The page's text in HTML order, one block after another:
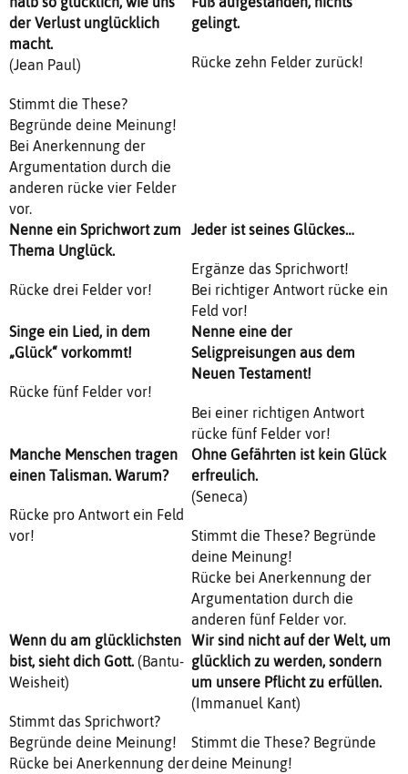
der Verlust unglücklich
macht.
(Jean Paul)
Stimmt die These?
Begründe deine Meinung!
Bei Anerkennung der
Argumentation durch die
anderen rücke vier Felder
vor.
gelingt.
Rücke zehn Felder zurück!
Nenne ein Sprichwort zum
Thema Unglück.
Rücke drei Felder vor!
Jeder ist seines Glückes…
Ergänze das Sprichwort!
Bei richtiger Antwort rücke ein
Feld vor!
Singe ein Lied, in dem
„Glück“ vorkommt!
Rücke fünf Felder vor!
Nenne eine der
Seligpreisungen aus dem
Neuen Testament!
Bei einer richtigen Antwort
rücke fünf Felder vor!
Manche Menschen tragen
einen Talisman. Warum?
Rücke pro Antwort ein Feld
vor!
Ohne Gefährten ist kein Glück
erfreulich.
(Seneca)
Stimmt die These? Begründe
deine Meinung!
Rücke bei Anerkennung der
Argumentation durch die
anderen fünf Felder vor.
Wenn du am glücklichsten
bist, sieht dich Gott. (Bantu-
Weisheit)
Stimmt das Sprichwort?
Begründe deine Meinung!
Rücke bei Anerkennung der
Wir sind nicht auf der Welt, um
glücklich zu werden, sondern
um unsere Pflicht zu erfüllen.
(Immanuel Kant)
Stimmt die These? Begründe
deine Meinung!